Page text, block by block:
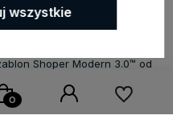
Shoper Modern 3.0™ od
wszystkie